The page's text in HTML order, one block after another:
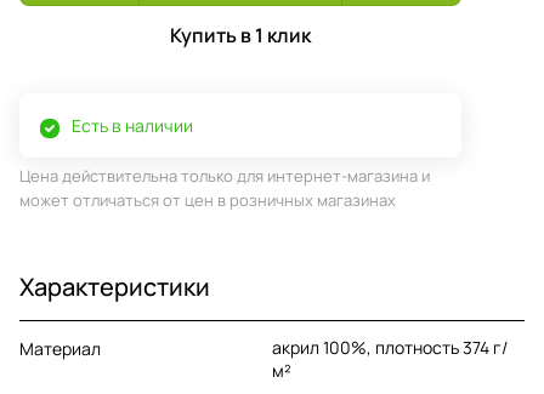
Купить в 1 клик
Есть в наличии
Цена действительна только для интернет-магазина и
может отличаться от цен в розничных магазинах
Характеристики
Материал
акрил 100%, плотность 374 г/
м²